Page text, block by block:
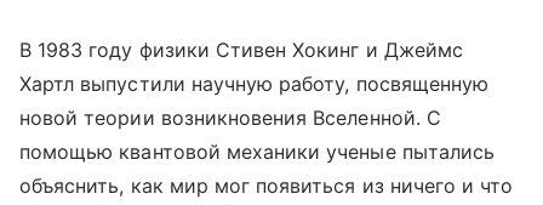
В 1983 году физики Стивен Хокинг и Джеймс
Хартл выпустили научную работу, посвященную
новой теории возникновения Вселенной. С
помощью квантовой механики ученые пытались
объяснить, как мир мог появиться из ничего и что